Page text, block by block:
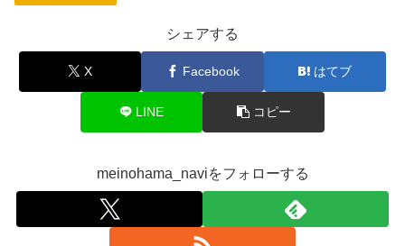
シェアする
X Facebook はてブ
LINE コピー
meinohama_naviをフォローする